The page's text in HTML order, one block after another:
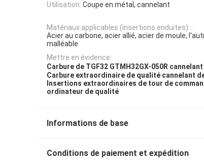
Utilisation: Coupe en métal, cannelant
Matériaux applicables (insertions enduites) ::
Acier au carbone, acier allié, acier de moule,
malléable
Mettre en évidence:
Carbure de TGF32 GTMH32GX-050R
Carbure extraordinaire de qualité cannelant
Insertions extraordinaires de tour de
ordinateur de qualité
Informations de base
Conditions de paiement et expédition